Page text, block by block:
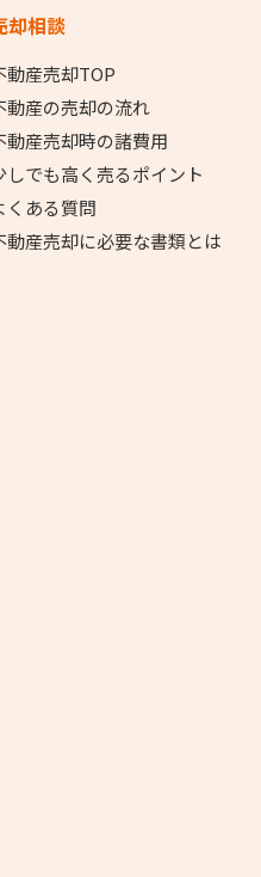
却相談
動産売却TOP
動産の売却の流れ
動産売却時の諸費用
しでも高く売るポイント
くある質問
動産売却に必要な書類とは